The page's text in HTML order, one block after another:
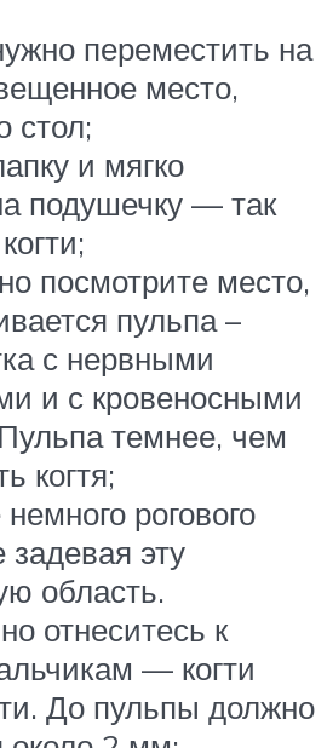
переместить на
место,
стол;
и мягко
подушечку — так
посмотрите место,
пульпа –
с нервными
и с кровеносными
темнее, чем
когтя;
рогового
задевая эту
область.
отнеситесь к
— когти
До пульпы должно